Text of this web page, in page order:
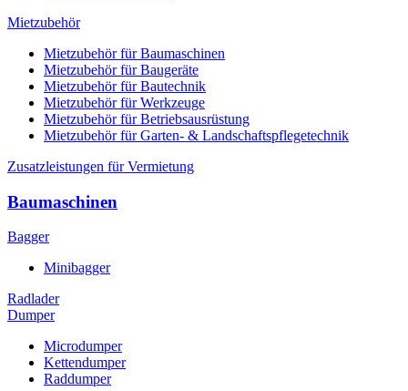
Mietzubehör
Mietzubehör für Baumaschinen
Mietzubehör für Baugeräte
Mietzubehör für Bautechnik
Mietzubehör für Werkzeuge
Mietzubehör für Betriebsausrüstung
Mietzubehör für Garten- & Landschaftspflegetechnik
Zusatzleistungen für Vermietung
Baumaschinen
Bagger
Minibagger
Radlader
Dumper
Microdumper
Kettendumper
Raddumper